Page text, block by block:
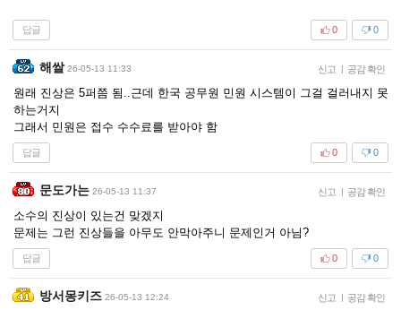
답글 0
0
해쌀 26-05-13 11:33 신고 | 공감 확인
원래 진상은 5퍼쯤 됨..근데 한국 공무원 민원 시스템이 그걸 걸러내지 못
하는거지
그래서 민원은 접수 수수료를 받아야 함
답글 0
0
문도가는 26-05-13 11:37 신고 | 공감 확인
소수의 진상이 있는건 맞겠지
문제는 그런 진상들을 아무도 안막아주니 문제인거 아님?
답글 0
0
방서몽키즈 26-05-13 12:24 신고 | 공감 확인